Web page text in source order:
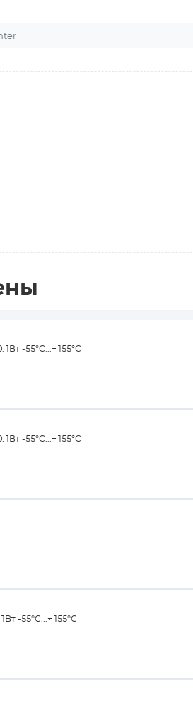
-55°С...+155°С
-55°С...+155°С
-55°С...+155°С